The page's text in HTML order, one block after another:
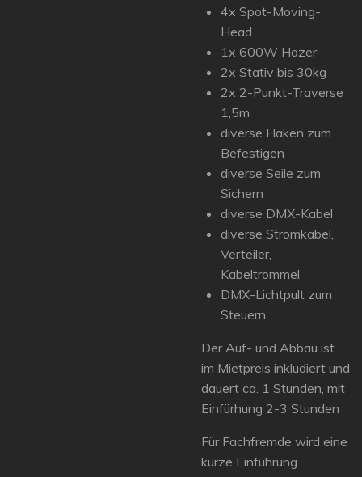
4x Spot-Moving-
Head
1x 600W Hazer
2x Stativ bis 30kg
2x 2-Punkt-Traverse
1,5m
diverse Haken zum
Befestigen
diverse Seile zum
Sichern
diverse DMX-Kabel
diverse Stromkabel,
Verteiler,
Kabeltrommel
DMX-Lichtpult zum
Steuern
Der Auf- und Abbau ist
im Mietpreis inkludiert und
dauert ca. 1 Stunden, mit
Einfürhung 2-3 Stunden
Für Fachfremde wird eine
kurze Einführung